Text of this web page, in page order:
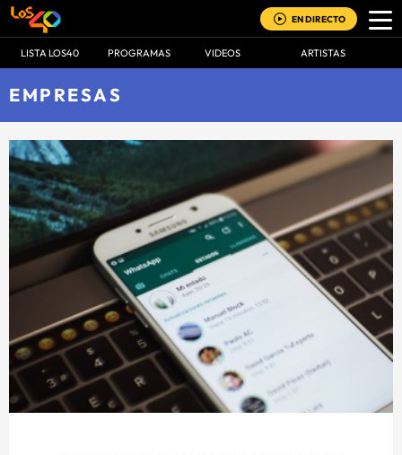
EN DIRECTO
LISTA LOS40 PROGRAMAS VIDEOS ARTISTAS
EMPRESAS